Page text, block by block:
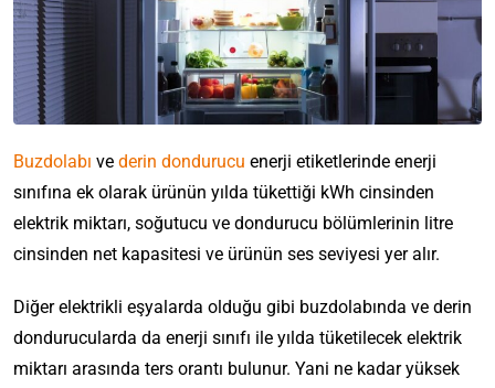
Buzdolabı ve derin dondurucu enerji etiketlerinde enerji
sınıfına ek olarak ürünün yılda tükettiği kWh cinsinden
elektrik miktarı, soğutucu ve dondurucu bölümlerinin litre
cinsinden net kapasitesi ve ürünün ses seviyesi yer alır.
Diğer elektrikli eşyalarda olduğu gibi buzdolabında ve derin
dondurucularda da enerji sınıfı ile yılda tüketilecek elektrik
miktarı arasında ters orantı bulunur. Yani ne kadar yüksek